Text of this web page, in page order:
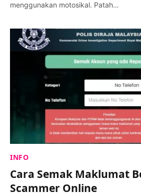
menggunakan motosikal. Patah…
INFO
Cara Semak Maklumat
Scammer Online